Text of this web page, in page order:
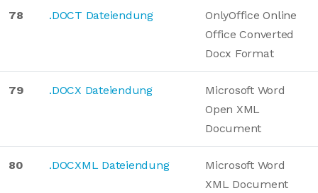
78 .DOCT Dateiendung
OnlyOffice Online
Office Converted
Docx Format
79 .DOCX Dateiendung
Microsoft Word
Open XML
Document
80 .DOCXML Dateiendung
Microsoft Word
XML Document